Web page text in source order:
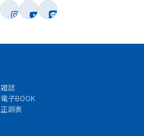
雑誌
電子BOOK
正誤表